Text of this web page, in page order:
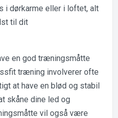
i dørkarme eller i loftet, alt
til dit
en god træningsmåtte
træning involverer ofte
at have en blød og stabil
skåne dine led og
vil også være